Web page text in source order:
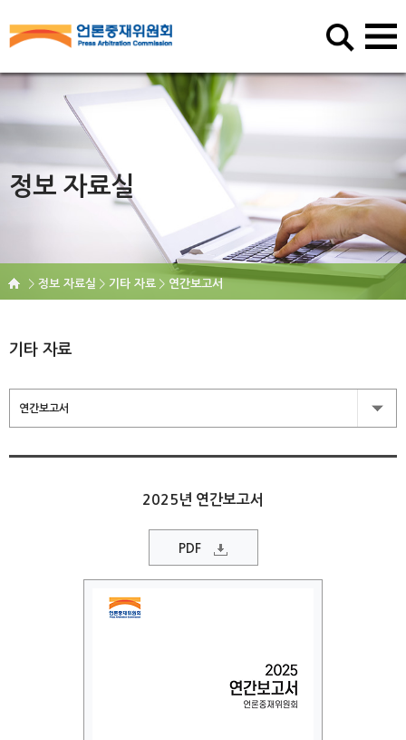
정보 자료실
정보 자료실 기타 자료 연간보고서
기타 자료
연간보고서
2025년 연간보고서
PDF